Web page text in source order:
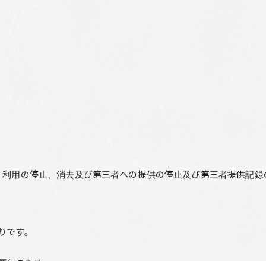
の停止、消去及び第三者への提供の停止及び第三者提供
す。